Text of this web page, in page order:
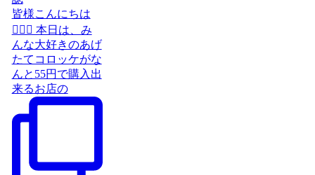
皆様こんにちは
🙋‍♀️✨️ 本日は、み
んな大好きのあげ
たてコロッケがな
んと55円で購入出
来るお店の